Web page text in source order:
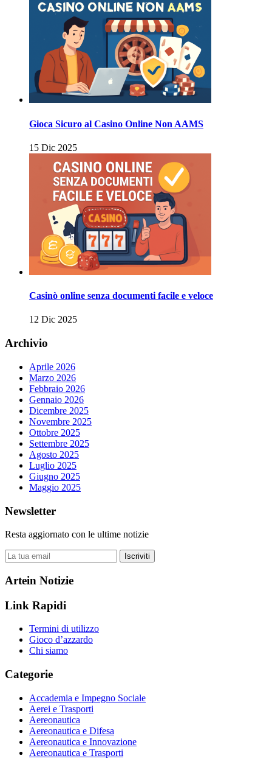
Gioca Sicuro al Casino Online Non AAMS
15 Dic 2025
Casinò online senza documenti facile e veloce
12 Dic 2025
Archivio
Aprile 2026
Marzo 2026
Febbraio 2026
Gennaio 2026
Dicembre 2025
Novembre 2025
Ottobre 2025
Settembre 2025
Agosto 2025
Luglio 2025
Giugno 2025
Maggio 2025
Newsletter
Resta aggiornato con le ultime notizie
Iscriviti
Artein Notizie
Link Rapidi
Termini di utilizzo
Gioco d’azzardo
Chi siamo
Categorie
Accademia e Impegno Sociale
Aerei e Trasporti
Aereonautica
Aereonautica e Difesa
Aereonautica e Innovazione
Aereonautica e Trasporti